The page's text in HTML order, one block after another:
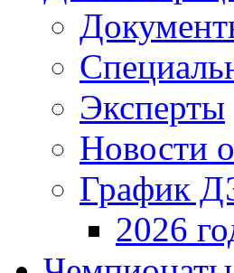
Эксперты
Новости
График
2026